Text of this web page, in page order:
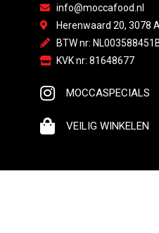
info@moccafood.nl
Herenwaard 20, 3078
BTW nr:
KVK nr: 81648677
MOCCASPECIALS
VEILIG WINKELEN